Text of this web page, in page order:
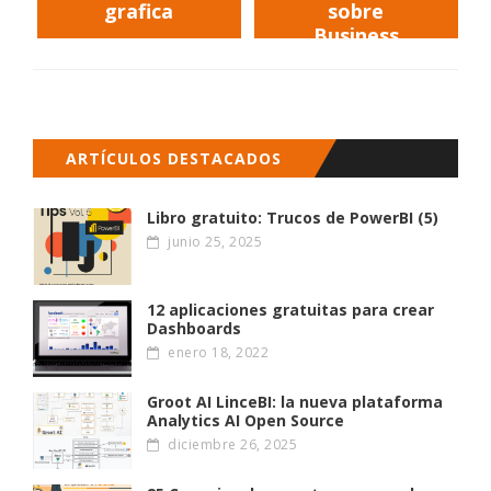
grafica
sobre
Business
ARTÍCULOS DESTACADOS
Libro gratuito: Trucos de PowerBI (5)
junio 25, 2025
12 aplicaciones gratuitas para crear
Dashboards
enero 18, 2022
Groot AI LinceBI: la nueva plataforma
Analytics AI Open Source
diciembre 26, 2025